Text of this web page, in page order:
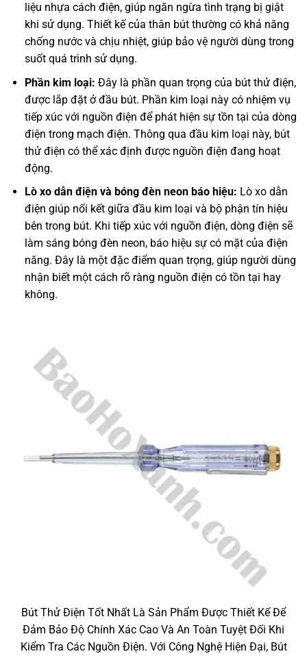
liệu nhựa cách điện, giúp ngăn ngừa tình trạng bị giật
khi sử dụng. Thiết kế của thân bút thường có khả năng
chống nước và chịu nhiệt, giúp bảo vệ người dùng trong
suốt quá trình sử dụng.
Phần kim loại: Đây là phần quan trọng của bút thử điện,
được lắp đặt ở đầu bút. Phần kim loại này có nhiệm vụ
tiếp xúc với nguồn điện để phát hiện sự tồn tại của dòng
điện trong mạch điện. Thông qua đầu kim loại này, bút
thử điện có thể xác định được nguồn điện đang hoạt
động.
Lò xo dẫn điện và bóng đèn neon báo hiệu: Lò xo dẫn
điện giúp nối kết giữa đầu kim loại và bộ phận tín hiệu
bên trong bút. Khi tiếp xúc với nguồn điện, dòng điện sẽ
làm sáng bóng đèn neon, báo hiệu sự có mặt của điện
năng. Đây là một đặc điểm quan trọng, giúp người dùng
nhận biết một cách rõ ràng nguồn điện có tồn tại hay
không.
Bút Thử Điện Tốt Nhất Là Sản Phẩm Được Thiết Kế Để
Đảm Bảo Độ Chính Xác Cao Và An Toàn Tuyệt Đối Khi
Kiểm Tra Các Nguồn Điện. Với Công Nghệ Hiện Đại, Bút